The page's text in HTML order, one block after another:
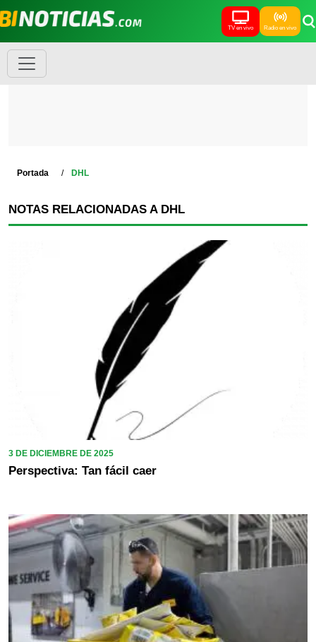
TV en vivo Radio en vivo
Portada DHL
NOTAS RELACIONADAS A DHL
3 DE DICIEMBRE DE 2025
Perspectiva: Tan fácil caer